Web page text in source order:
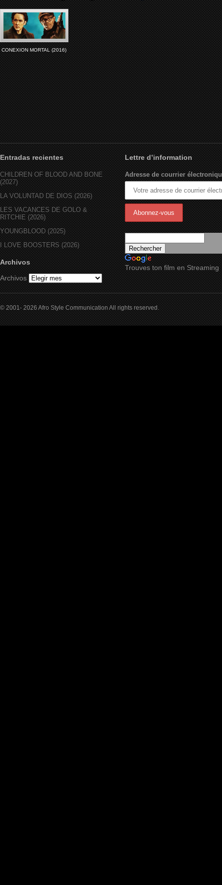
CONEXION MORTAL (2016)
Entradas recientes
CHILDREN OF BLOOD AND BONE
(2027)
LA VOLUNTAD DE DIOS (2026)
LES VACANCES DE GOLO &
RITCHIE (2026)
YOUNGBLOOD (2025)
I LOVE BOOSTERS (2026)
Archivos
Archivos
Lettre d’information
Adresse de courrier
Trouves ton film en Streaming
© 2001- 2026 Afro Style Communication All rights reserved.